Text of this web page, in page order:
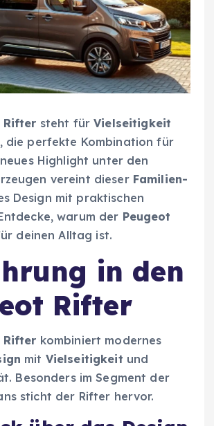
Rifter steht fürVielseitigkeit
die perfekte Kombination für
Highlight unter den
vereint dieser Familien-
Design mit praktischen
warum der Peugeot
deinen Alltag ist.
in den
Rifter
Rifter kombiniert modernes
mit Vielseitigkeit und
Besonders im Segment der
sticht der Rifter hervor.